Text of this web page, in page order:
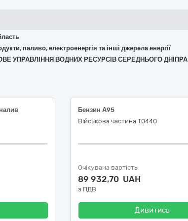
паливо, електроенергія та інші джерела енергії
УПРАВЛІННЯ ВОДНИХ РЕСУРСІВ СЕРЕДНЬОГО ДНІПРА
Бензин А95
Військова частина Т0440
Очікувана вартість
89 932,70 UAH
з ПДВ
Дивитись